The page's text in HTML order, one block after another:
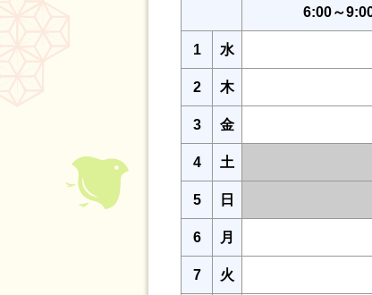
6:00～
1 水
2 木
3 金
4 土
5 日
6 月
7 火